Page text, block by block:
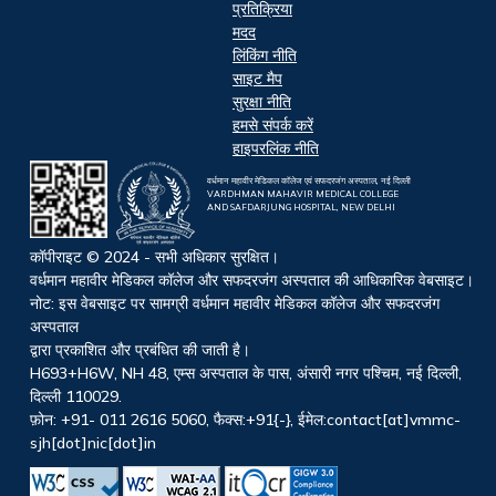
प्रतिक्रिया
मदद
लिंकिंग नीति
साइट मैप
सुरक्षा नीति
हमसे संपर्क करें
हाइपरलिंक नीति
वर्धमान महावीर मेडिकल कॉलेज एवं सफदरजंग अस्पताल, नई दिल्ली
VARDHMAN MAHAVIR MEDICAL COLLEGE
AND SAFDARJUNG HOSPITAL, NEW DELHI
कॉपीराइट © 2024 - सभी अधिकार सुरक्षित।
वर्धमान महावीर मेडिकल कॉलेज और सफदरजंग अस्पताल की आधिकारिक वेबसाइट।
नोट: इस वेबसाइट पर सामग्री वर्धमान महावीर मेडिकल कॉलेज और सफदरजंग
अस्पताल
द्वारा प्रकाशित और प्रबंधित की जाती है।
H693+H6W, NH 48, एम्स अस्पताल के पास, अंसारी नगर पश्चिम, नई दिल्ली,
दिल्ली 110029.
फ़ोन: +91- 011 2616 5060, फैक्स:+91{-}, ईमेल:contact[at]vmmc-
sjh[dot]nic[dot]in